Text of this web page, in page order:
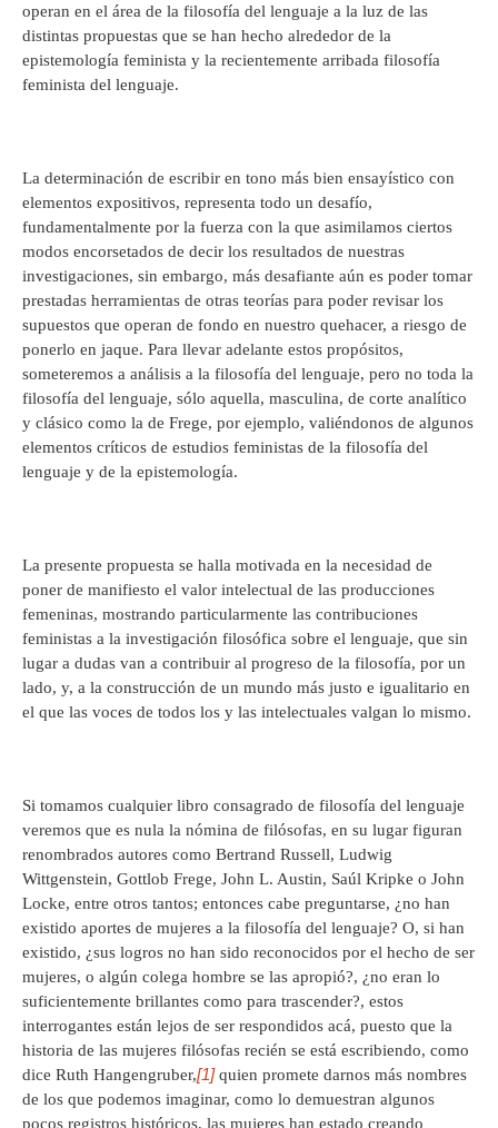
operan en el área de la filosofía del lenguaje a la luz de las
distintas propuestas que se han hecho alrededor de la
epistemología feminista y la recientemente arribada filosofía
feminista del lenguaje.
La determinación de escribir en tono más bien ensayístico con
elementos expositivos, representa todo un desafío,
fundamentalmente por la fuerza con la que asimilamos ciertos
modos encorsetados de decir los resultados de nuestras
investigaciones, sin embargo, más desafiante aún es poder tomar
prestadas herramientas de otras teorías para poder revisar los
supuestos que operan de fondo en nuestro quehacer, a riesgo de
ponerlo en jaque. Para llevar adelante estos propósitos,
someteremos a análisis a la filosofía del lenguaje, pero no toda la
filosofía del lenguaje, sólo aquella, masculina, de corte analítico
y clásico como la de Frege, por ejemplo, valiéndonos de algunos
elementos críticos de estudios feministas de la filosofía del
lenguaje y de la epistemología.
La presente propuesta se halla motivada en la necesidad de
poner de manifiesto el valor intelectual de las producciones
femeninas, mostrando particularmente las contribuciones
feministas a la investigación filosófica sobre el lenguaje, que sin
lugar a dudas van a contribuir al progreso de la filosofía, por un
lado, y, a la construcción de un mundo más justo e igualitario en
el que las voces de todos los y las intelectuales valgan lo mismo.
Si tomamos cualquier libro consagrado de filosofía del lenguaje
veremos que es nula la nómina de filósofas, en su lugar figuran
renombrados autores como Bertrand Russell, Ludwig
Wittgenstein, Gottlob Frege, John L. Austin, Saúl Kripke o John
Locke, entre otros tantos; entonces cabe preguntarse, ¿no han
existido aportes de mujeres a la filosofía del lenguaje? O, si han
existido, ¿sus logros no han sido reconocidos por el hecho de ser
mujeres, o algún colega hombre se las apropió?, ¿no eran lo
suficientemente brillantes como para trascender?, estos
interrogantes están lejos de ser respondidos acá, puesto que la
historia de las mujeres filósofas recién se está escribiendo, como
dice Ruth Hangengruber,[1]quien promete darnos más nombres
de los que podemos imaginar, como lo demuestran algunos
pocos registros históricos, las mujeres han estado creando